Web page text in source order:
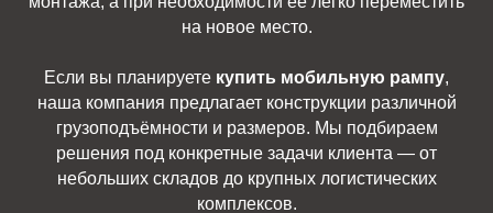
на новое место.
Если вы планируете купить мобильную рампу,
наша компания предлагает конструкции различной
грузоподъёмности и размеров. Мы подбираем
решения под конкретные задачи клиента — от
небольших складов до крупных логистических
комплексов.